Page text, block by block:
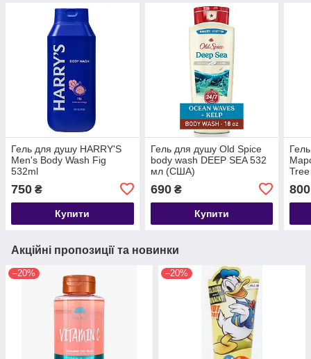
Гель для душу HARRY'S
Men's Body Wash Fig
532ml
750 ₴
Купити
Гель для душу Old Spice
body wash DEEP SEA 532
мл (США)
690₴
Купити
800
Акційні пропозиції та новинки
–20% –20%